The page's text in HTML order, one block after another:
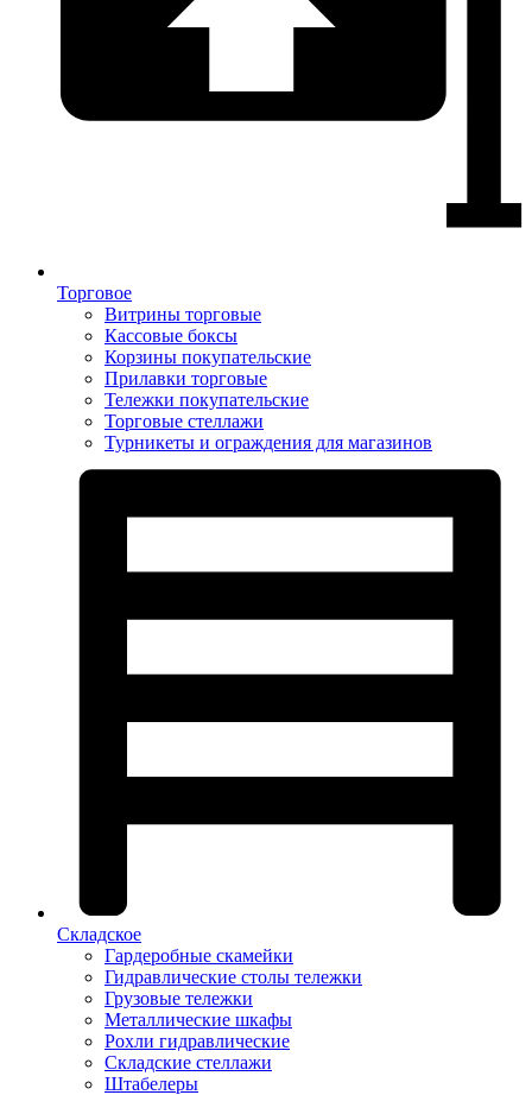
Торговое
Витрины торговые
Кассовые боксы
Корзины покупательские
Прилавки торговые
Тележки покупательские
Торговые стеллажи
Турникеты и ограждения для магазинов
Складское
Гардеробные скамейки
Гидравлические столы тележки
Грузовые тележки
Металлические шкафы
Рохли гидравлические
Складские стеллажи
Штабелеры